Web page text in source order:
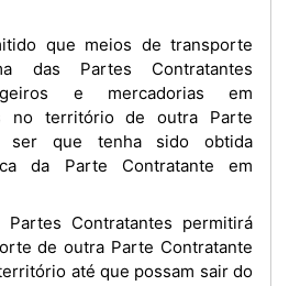
das Partes Contratantes
e mercadorias em
no território de outra Parte
ser que tenha sido obtida
da Parte Contratante em
de outra Parte Contratante
até que possam sair do